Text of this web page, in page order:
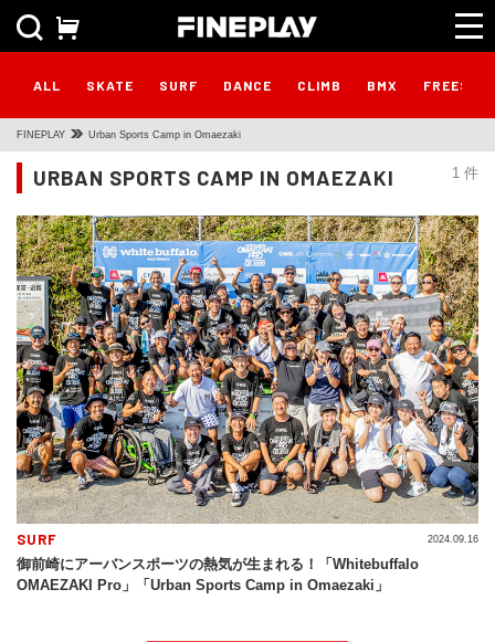
ALL SKATE SURF DANCE CLIMB BMX
FINEPLAY Urban Sports Camp in Omaezaki
1 件
URBAN SPORTS CAMP IN OMAEZAKI
SURF
御前崎にアーバンスポーツの熱気が生まれる！「Whitebuffalo
OMAEZAKI Pro」「Urban Sports Camp in Omaezaki」
2024.09.16